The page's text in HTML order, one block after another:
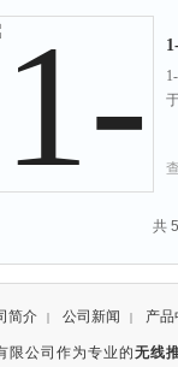
共
简介 | 公司新闻 | 产品
限公司作为专业的无线